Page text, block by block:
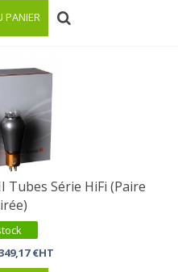
PANIER
Tubes Série HiFi (Paire
€HT